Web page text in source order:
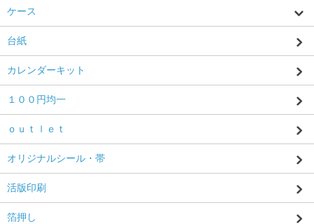
ケース
台紙
カレンダーキット
１００円均一
ｏｕｔｌｅｔ
オリジナルシール・帯
活版印刷
箔押し